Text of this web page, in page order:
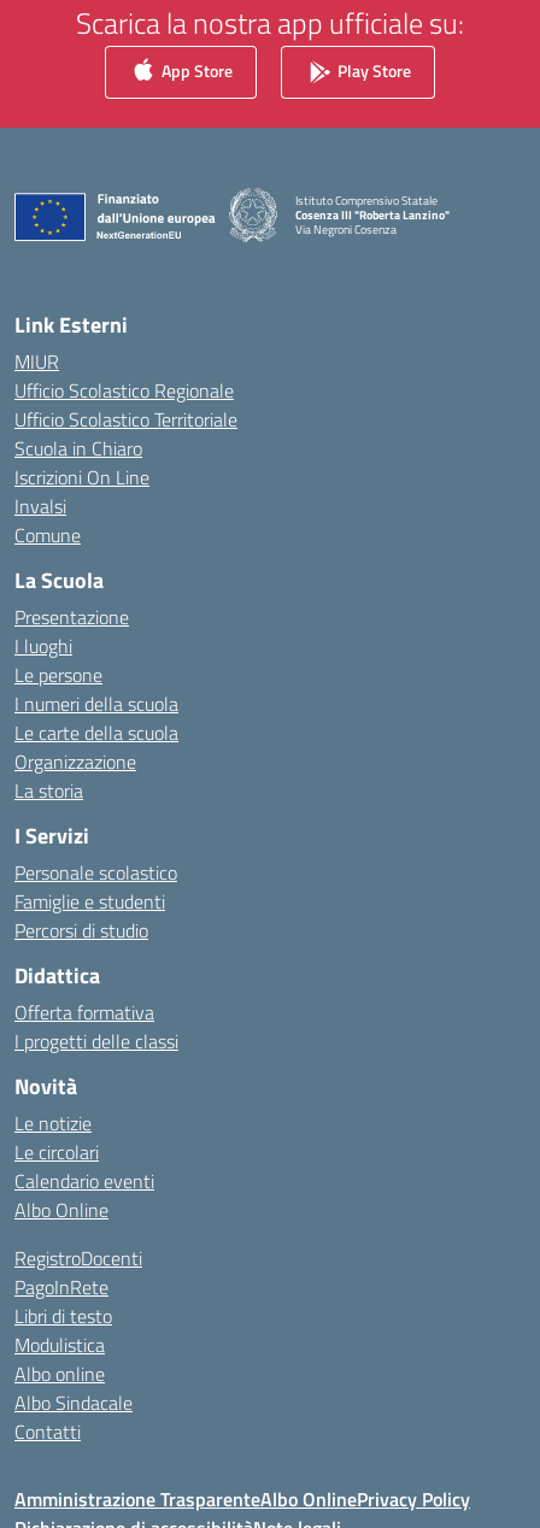
Scarica la nostra app ufficiale su:
App Store Play Store
Istituto Comprensivo Statale
Cosenza III "Roberta Lanzino"
Via Negroni Cosenza
— Visita la pagina iniziale della scuola
Link Esterni
MIUR
Ufficio Scolastico Regionale
Ufficio Scolastico Territoriale
Scuola in Chiaro
Iscrizioni On Line
Invalsi
Comune
La Scuola
Presentazione
I luoghi
Le persone
I numeri della scuola
Le carte della scuola
Organizzazione
La storia
I Servizi
Personale scolastico
Famiglie e studenti
Percorsi di studio
Didattica
Offerta formativa
I progetti delle classi
Novità
Le notizie
Le circolari
Calendario eventi
Albo Online
RegistroDocenti
PagoInRete
Libri di testo
Modulistica
Albo online
Albo Sindacale
Contatti
Amministrazione TrasparenteAlbo OnlinePrivacy Policy